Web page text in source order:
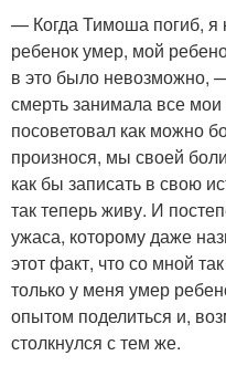
— Когда Тимоша погиб, я
ребенок умер, мой
в это было
смерть занимала все
посоветовал как можно
произнося, мы своей
как бы записать в свою
так теперь живу. И
ужаса, которому даже
этот факт, что со мной
только у меня умер
опытом поделиться и,
столкнулся с тем же.